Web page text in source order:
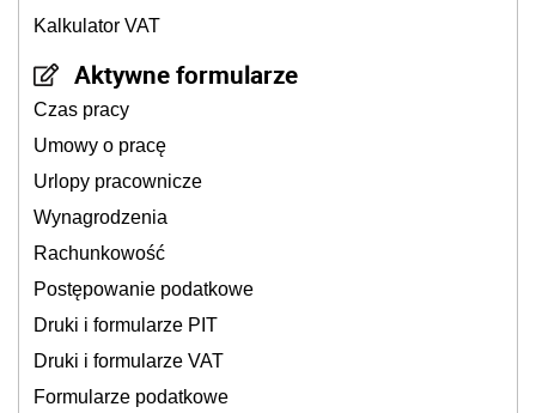
Kalkulator VAT
Aktywne formularze
Czas pracy
Umowy o pracę
Urlopy pracownicze
Wynagrodzenia
Rachunkowość
Postępowanie podatkowe
Druki i formularze PIT
Druki i formularze VAT
Formularze podatkowe